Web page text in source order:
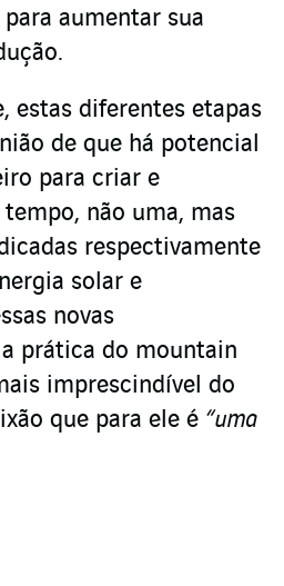
aumentar sua
estas diferentes etapas
de que há potencial
para criar e
não uma, mas
respectivamente
solar e
novas
prática do mountain
imprescindível do
que para ele é “uma